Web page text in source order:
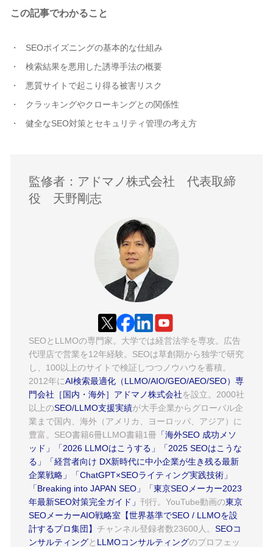
この記事でわかること
SEOポイズニングの基本的な仕組み
検索結果を悪用した誘導手法の概要
悪質サイトで起こり得る被害リスク
クラッキングやクローキングとの関係性
健全なSEO対策とセキュリティ管理の考え方
監修者：アドマノ株式会社 代表取締
役 天野剛志
SEOとLLMOの専門家。大学では経営法学を専攻。広告
代理店で営業を12年経験。SEOは草創期から独学で研究
し、100以上のサイトで検証しつつノウハウを蓄積。
2012年にAI検索最適化（LLMO/AIO/GEO/AEO/SEO）専
門会社［国内・海外］アドマノ株式会社を設立。2000社
以上のSEO/LLMO支援実績が大手企業からグローバル企
業まで国内、海外（アメリカ、ヨーロッパ、アジア）に
豊富。SEO書籍6冊LLMO書籍1冊 「海外SEO 成功メソ
ッド」
「2026 LLMOはこうする」
「2025 SEOはこうな
る」
「経営者向け DX新時代に中小企業が生き残る最新
企業戦略」
「ChatGPT×SEOライティング実践技術」
「Breaking into JAPAN SEO」
「東京SEOメーカー2023
年最新SEO対策完全ガイド」 刊行。YouTube動画の東京
SEOメーカーAIO戦略室【世界基準でSEO / LLMOを設
計するプロ集団】 チャンネル登録者数23600人。 SEOコ
ンサルティングと LLMOコンサルティングのプロフェッ